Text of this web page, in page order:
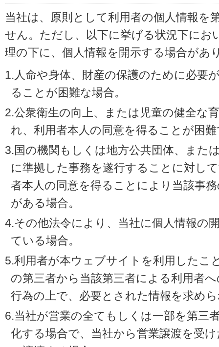
当社は、原則として利用者の個人情報を
せん。ただし、以下に挙げる状況下にお
理の下に、個人情報を開示する場合があ
1.人命や身体、財産の保護のために必要
ることが困難な場合。
2.公衆衛生の向上、または児童の健全な
れ、利用者本人の同意を得ることが困
3.国の機関もしくは地方公共団体、また
に準拠した事務を遂行することに対し
者本人の同意を得ることにより当該事
がある場合。
4.その他法令により、当社に個人情報の
ている場合。
5.利用者が本ウェブサイトを利用したこ
の第三者から当該第三者による利用者
行為の上で、必要とされた情報を求め
6.当社が営業の全てもしくは一部を第三
化する場合で、当社から営業譲渡を受